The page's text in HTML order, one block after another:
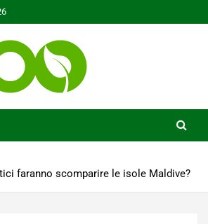
faranno scomparire le isole Maldive?